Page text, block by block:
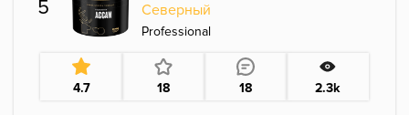
5 Северный
Professional
4.7 18 18 2.3k